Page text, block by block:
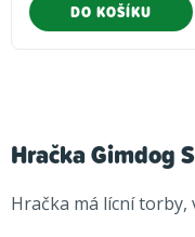
DO KOŠÍKU
Hračka Gimdog
Hračka má lícní torby,